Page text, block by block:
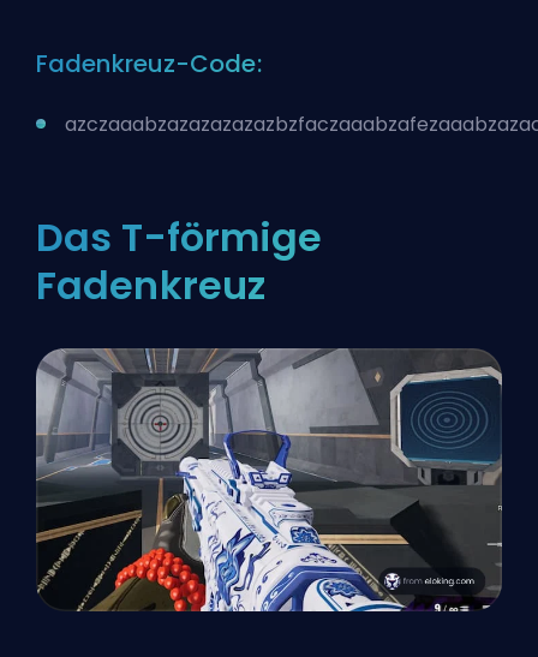
Fadenkreuz-Code:
Das T-förmige
Fadenkreuz